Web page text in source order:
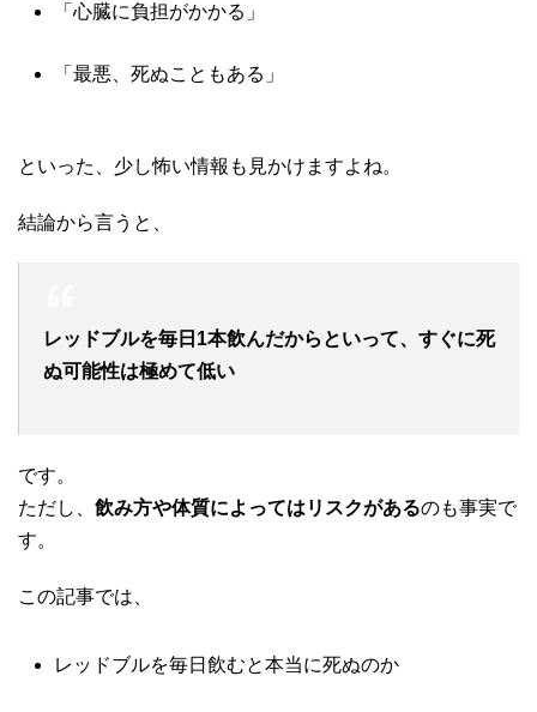
「心臓に負担がかかる」
「最悪、死ぬこともある」
といった、少し怖い情報も見かけますよね。
結論から言うと、
レッドブルを毎日1本飲んだからといって、すぐに死
ぬ可能性は極めて低い
です。
ただし、 飲み方や体質によってはリスクがあるのも事実で
す。
この記事では、
レッドブルを毎日飲むと本当に死ぬのか